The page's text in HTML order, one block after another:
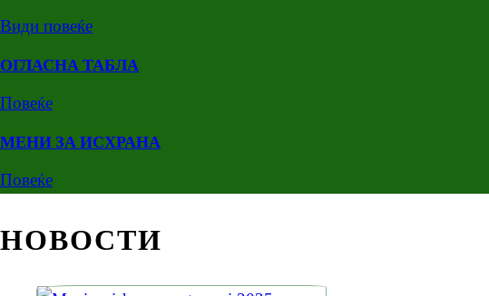
Види повеќе
ОГЛАСНА ТАБЛА
Повеќе
МЕНИ ЗА ИСХРАНА
Повеќе
НОВОСТИ